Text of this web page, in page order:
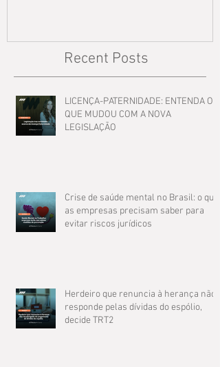
Recent Posts
LICENÇA-PATERNIDADE: ENTENDA O
QUE MUDOU COM A NOVA
LEGISLAÇÃO
Crise de saúde mental no Brasil: o que
as empresas precisam saber para
evitar riscos jurídicos
Herdeiro que renuncia à herança não
responde pelas dívidas do espólio,
decide TRT2